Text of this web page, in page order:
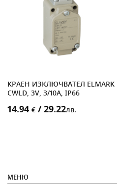
КРАЕН ИЗКЛЮЧВАТЕЛ ELMARK
CWLD, 3V, 3/10A, IP66
14.94 € / 29.22лв.
МЕНЮ